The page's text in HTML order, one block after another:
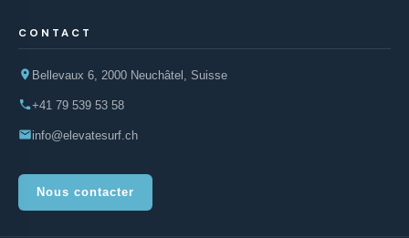
CONTACT
Bellevaux 6, 2000 Neuchâtel, Suisse
+41 79 539 53 58
info@elevatesurf.ch
Nous contacter